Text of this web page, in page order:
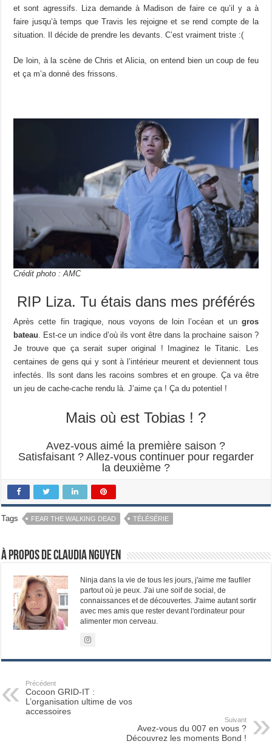
et sont agressifs. Liza demande à Madison de faire ce qu’il y a à
faire jusqu’à temps que Travis les rejoigne et se rend compte de la
situation. Il décide de prendre les devants. C’est vraiment triste :(
De loin, à la scène de Chris et Alicia, on entend bien un coup de feu
et ça m’a donné des frissons.
Crédit photo : AMC
RIP Liza. Tu étais dans mes préférés
Après cette fin tragique, nous voyons de loin l’océan et un gros
bateau. Est-ce un indice d’où ils vont être dans la prochaine saison ?
Je trouve que ça serait super original ! Imaginez le Titanic. Les
centaines de gens qui y sont à l’intérieur meurent et deviennent tous
infectés. Ils sont dans les racoins sombres et en groupe. Ça va être
un jeu de cache-cache rendu là. J’aime ça ! Ça du potentiel !
Mais où est Tobias ! ?
Avez-vous aimé la première saison ?
Satisfaisant ? Allez-vous continuer pour regarder
la deuxième ?
Tags FEAR THE WALKING DEAD TÉLÉSÉRIE
À propos de Claudia Nguyen
Ninja dans la vie de tous les jours, j'aime me faufiler
partout où je peux. J'ai une soif de social, de
connaissances et de découvertes. J'aime autant sortir
avec mes amis que rester devant l'ordinateur pour
alimenter mon cerveau.
Précédent
Cocoon GRID-IT :
L’organisation ultime de vos
accessoires
Suivant
Avez-vous du 007 en vous ?
Découvrez les moments Bond !